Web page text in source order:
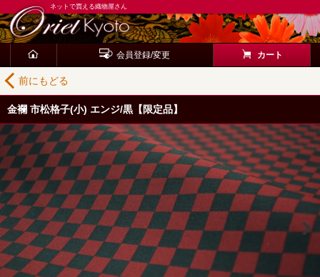
ネットで買える織物屋さん
会員登録/変更 カート
前にもどる
金襴 市松格子(小) エンジ/黒【限定品】